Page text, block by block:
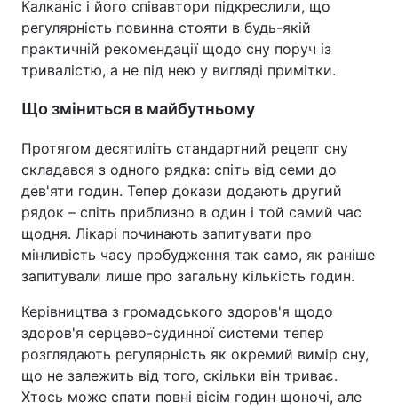
Калканіс і його співавтори підкреслили, що
регулярність повинна стояти в будь-якій
практичній рекомендації щодо сну поруч із
тривалістю, а не під нею у вигляді примітки.
Що зміниться в майбутньому
Протягом десятиліть стандартний рецепт сну
складався з одного рядка: спіть від семи до
дев'яти годин. Тепер докази додають другий
рядок – спіть приблизно в один і той самий час
щодня. Лікарі починають запитувати про
мінливість часу пробудження так само, як раніше
запитували лише про загальну кількість годин.
Керівництва з громадського здоров'я щодо
здоров'я серцево-судинної системи тепер
розглядають регулярність як окремий вимір сну,
що не залежить від того, скільки він триває.
Хтось може спати повні вісім годин щоночі, але